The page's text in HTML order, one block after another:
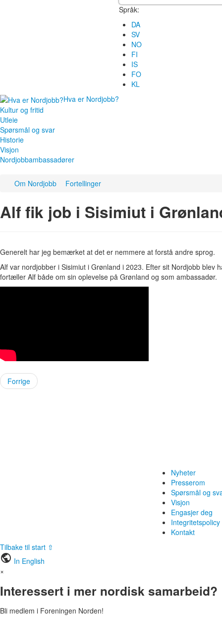
Språk:
DA
SV
NO
FI
IS
FO
KL
Hva er Nordjobb?
Kultur og fritid
Utleie
Spørsmål og svar
Historie
Visjon
Nordjobbambassadører
Om Nordjobb Fortellinger
Alf fik job i Sisimiut i
Generelt har jeg bemærket at det er nemmere at forstå andre sprog.
Alf var nordjobber i Sisimiut i Grønland i 2023. Efter sit Nordjobb blev
fortæller Alf både om sin oplevelse på Grønland og som ambassadør.
Forrige
Nyheter
Presserom
Spørsmål og
Visjon
Engasjer deg
Integritetspolicy
Kontakt
Tilbake til start ⇧
public In English
×
Interessert i mer nordisk samarbeid?
Bli medlem i Foreningen Norden!